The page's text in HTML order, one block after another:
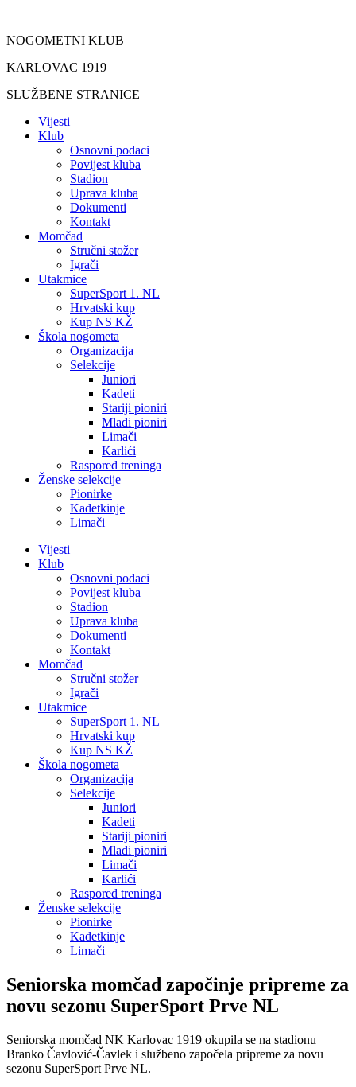
sadržaj
NOGOMETNI KLUB
KARLOVAC 1919
SLUŽBENE STRANICE
Vijesti
Klub
Osnovni podaci
Povijest kluba
Stadion
Uprava kluba
Dokumenti
Kontakt
Momčad
Stručni stožer
Igrači
Utakmice
SuperSport 1. NL
Hrvatski kup
Kup NS KŽ
Škola nogometa
Organizacija
Selekcije
Juniori
Kadeti
Stariji pioniri
Mlađi pioniri
Limači
Karlići
Raspored treninga
Ženske selekcije
Pionirke
Kadetkinje
Limači
Vijesti
Klub
Osnovni podaci
Povijest kluba
Stadion
Uprava kluba
Dokumenti
Kontakt
Momčad
Stručni stožer
Igrači
Utakmice
SuperSport 1. NL
Hrvatski kup
Kup NS KŽ
Škola nogometa
Organizacija
Selekcije
Juniori
Kadeti
Stariji pioniri
Mlađi pioniri
Limači
Karlići
Raspored treninga
Ženske selekcije
Pionirke
Kadetkinje
Limači
Seniorska momčad započinje pripreme za
novu sezonu SuperSport Prve NL
Seniorska momčad NK Karlovac 1919 okupila se na stadionu
Branko Čavlović-Čavlek i službeno započela pripreme za novu
sezonu SuperSport Prve NL.